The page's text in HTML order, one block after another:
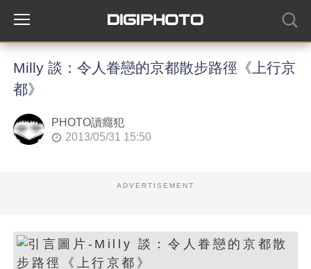
Milly 談：令人眷戀的京都散步路徑《上行京
都》
PHOTO讀癮犯
2013/05/31 15:50
ADVERTISEMENT